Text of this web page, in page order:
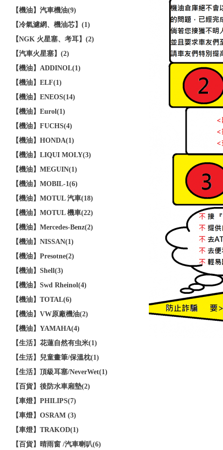
【機油】汽車機油(9)
【冷氣濾網、機油芯】(1)
【NGK 火星塞、考耳】(2)
【汽車火星塞】(2)
【機油】ADDINOL(1)
【機油】ELF(1)
【機油】ENEOS(14)
【機油】Eurol(1)
【機油】FUCHS(4)
【機油】HONDA(1)
【機油】LIQUI MOLY(3)
【機油】MEGUIN(1)
【機油】MOBIL-1(6)
【機油】MOTUL 汽車(18)
【機油】MOTUL 機車(22)
【機油】Mercedes-Benz(2)
【機油】NISSAN(1)
【機油】Presotne(2)
【機油】Shell(3)
【機油】Swd Rheinol(4)
【機油】TOTAL(6)
【機油】VW原廠機油(2)
【機油】YAMAHA(4)
【生活】花蓮自然有虫米(1)
【生活】兒童畫筆/保溫枕(1)
【生活】頂級耳塞/NeverWet(1)
【百貨】後防水車廂墊(2)
【車燈】PHILIPS(7)
【車燈】OSRAM (3)
【車燈】TRAKOD(1)
【百貨】晴雨窗 /汽車喇叭(6)